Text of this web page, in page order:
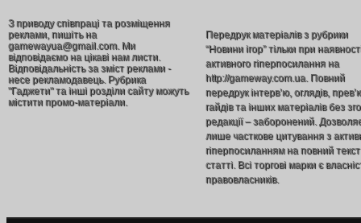
З приводу співпраці та розміщення
реклами, пишіть на
gamewayua@gmail.com. Ми
відповідаємо на цікаві нам листи.
Відповідальність за зміст реклами -
несе рекламодавець. Рубрика
"Гаджети" та інші розділи сайту можуть
містити промо-матеріали.
Передрук матеріалів з рубрики
“Новини ігор” тільки при
активного гіперпосилання на
http://gameway.com.ua. Повний
передрук інтерв’ю, оглядів,
гайдів та інших матеріалів без
редакції – заборонений.
лише часткове цитування з
гіперпосиланням на повний текст
статті. Всі торгові марки є
правовласників.